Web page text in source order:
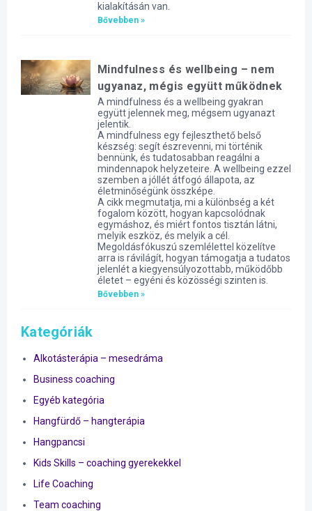
kialakításán van.
Bővebben »
Mindfulness és wellbeing – nem
ugyanaz, mégis együtt működnek
A mindfulness és a wellbeing gyakran
együtt jelennek meg, mégsem ugyanazt
jelentik.
A mindfulness egy fejleszthető belső
készség: segít észrevenni, mi történik
bennünk, és tudatosabban reagálni a
mindennapok helyzeteire. A wellbeing ezzel
szemben a jóllét átfogó állapota, az
életminőségünk összképe.
A cikk megmutatja, mi a különbség a két
fogalom között, hogyan kapcsolódnak
egymáshoz, és miért fontos tisztán látni,
melyik eszköz, és melyik a cél.
Megoldásfókuszú szemlélettel közelítve
arra is rávilágít, hogyan támogatja a tudatos
jelenlét a kiegyensúlyozottabb, működőbb
életet – egyéni és közösségi szinten is.
Bővebben »
Kategóriák
Alkotásterápia – mesedráma
Business coaching
Egyéb kategória
Hangfürdő – hangterápia
Hangpancsi
Kids Skills – coaching gyerekekkel
Life Coaching
Team coaching